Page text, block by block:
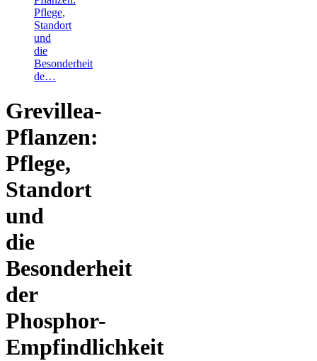
Pflege,
Standort
und
die
Besonderheit
de…
Grevillea-
Pflanzen:
Pflege,
Standort
und
die
Besonderheit
der
Phosphor-
Empfindlichkeit